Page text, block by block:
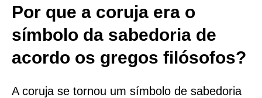
Por que a coruja era o
símbolo da sabedoria de
acordo os gregos filósofos?
A coruja se tornou um símbolo de sabedoria